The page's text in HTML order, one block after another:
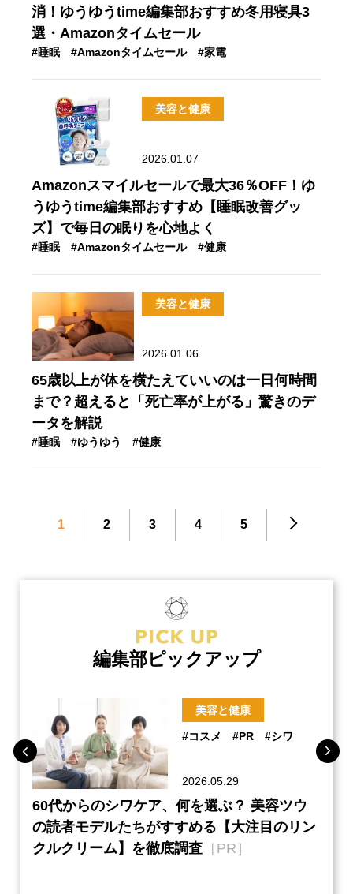
消！ゆうゆうtime編集部おすすめ冬用寝具3
選・Amazonタイムセール
#睡眠 #Amazonタイムセール #家電
美容と健康
2026.01.07
Amazonスマイルセールで最大36％OFF！ゆ
うゆうtime編集部おすすめ【睡眠改善グッ
ズ】で毎日の眠りを心地よく
#睡眠 #Amazonタイムセール #健康
美容と健康
2026.01.06
65歳以上が体を横たえていいのは一日何時間
まで？超えると「死亡率が上がる」驚きのデ
ータを解説
#睡眠 #ゆうゆう #健康
1 2 3 4 5
編集部ピックアップ
美容と健康
#コスメ #PR #シワ
2026.05.29
60代からのシワケア、何を選ぶ？ 美容ツウ
の読者モデルたちがすすめる【大注目のリン
クルクリーム】を徹底調査 ［PR］